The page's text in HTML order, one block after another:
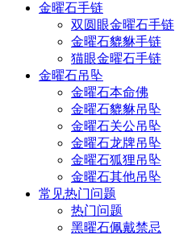
金曜石手链
双圆眼金曜石手链
金曜石貔貅手链
猫眼金曜石手链
金曜石吊坠
金曜石本命佛
金曜石貔貅吊坠
金曜石关公吊坠
金曜石龙牌吊坠
金曜石狐狸吊坠
金曜石其他吊坠
常见热门问题
热门问题
黑曜石佩戴禁忌